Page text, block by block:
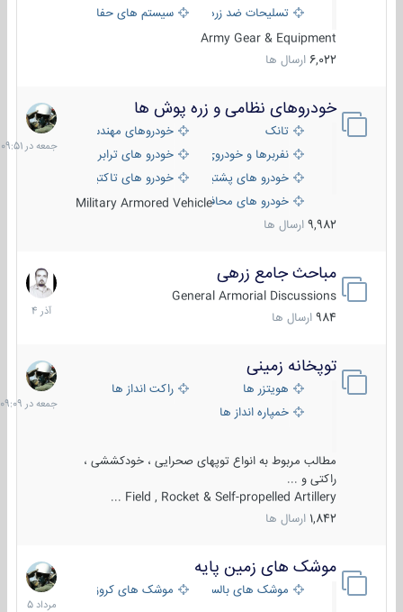
تسلیحات ضد زره
سیستم های حفاظت فعال
Army Gear & Equipment
6,022 ارسال ها
خودروهای نظامی و زره پوش ها
تانک
خودروهای مهندسی
نفربرها و خودروی های رزمی پیاده نظام
خودرو های ترابری نظامی
خودرو های پشتیبانی آتش ، شناسایی و ضد تانک
خودرو های تاکتیکی نظامی
خودرو های محافظت شدهMilitary Armored Vehicle
9,982 ارسال ها
جمعه
در
09:51
مباحث جامع زرهی
General Armorial Discussions
984 ارسال ها
7
آذر
1404
توپخانه زمینی
هویتزر ها
راکت انداز ها
خمپاره انداز ها
مطالب مربوط به انواع توپهای صحرایی ، خودکششی ،
راکتی و ...
Field , Rocket & Self-propelled Artillery ...
1,842 ارسال ها
جمعه
در
09:09
موشک های زمین پایه
موشک های بالستیک موشک های کروز
2
مرداد
1405